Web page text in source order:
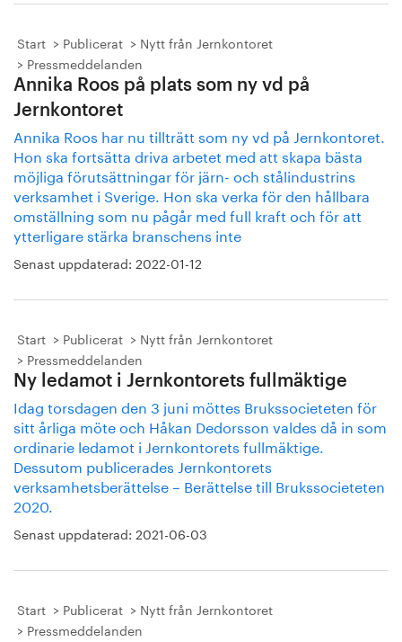
Start Publicerat
Nytt från Jernkontoret
Pressmeddelanden
Annika Roos på plats som ny vd på
Jernkontoret
Annika Roos har nu tillträtt som ny vd på Jernkontoret.
Hon ska fortsätta driva arbetet med att skapa bästa
möjliga förutsättningar för järn- och stålindustrins
verksamhet i Sverige. Hon ska verka för den hållbara
omställning som nu pågår med full kraft och för att
ytterligare stärka branschens inte
Senast uppdaterad: 2022-01-12
Start Publicerat
Nytt från Jernkontoret
Pressmeddelanden
Ny ledamot i Jernkontorets fullmäktige
Idag torsdagen den 3 juni möttes Brukssocieteten för
sitt årliga möte och Håkan Dedorsson valdes då in som
ordinarie ledamot i Jernkontorets fullmäktige.
Dessutom publicerades Jernkontorets
verksamhetsberättelse – Berättelse till Brukssocieteten
2020.
Senast uppdaterad: 2021-06-03
Start Publicerat
Nytt från Jernkontoret
Pressmeddelanden